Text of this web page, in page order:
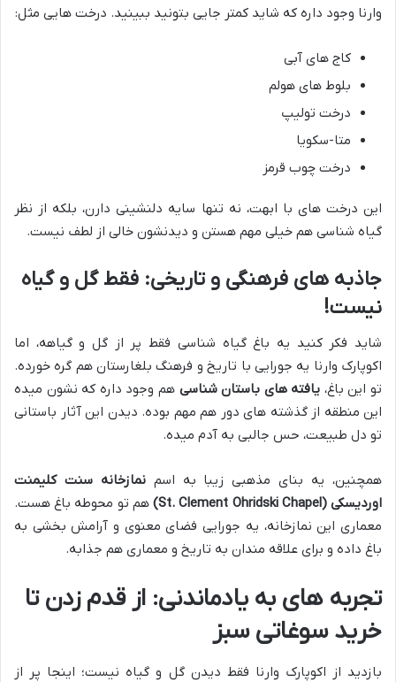
وارنا وجود داره که شاید کمتر جایی بتونید ببینید. درخت هایی مثل:
کاج های آبی
بلوط های هولم
درخت تولیپ
متا-سکویا
درخت چوب قرمز
این درخت های با ابهت، نه تنها سایه دلنشینی دارن، بلکه از نظر
گیاه شناسی هم خیلی مهم هستن و دیدنشون خالی از لطف نیست.
جاذبه های فرهنگی و تاریخی: فقط گل و گیاه
نیست!
شاید فکر کنید یه باغ گیاه شناسی فقط پر از گل و گیاهه، اما
اکوپارک وارنا یه جورایی با تاریخ و فرهنگ بلغارستان هم گره خورده.
تو این باغ، یافته های باستان شناسی هم وجود داره که نشون میده
این منطقه از گذشته های دور هم مهم بوده. دیدن این آثار باستانی
تو دل طبیعت، حس جالبی به آدم میده.
همچنین، یه بنای مذهبی زیبا به اسمنمازخانه سنت کلیمنت
اوردیسکی (St. Clement Ohridski Chapel)
هم تو محوطه باغ هست.
معماری این نمازخانه، یه جورایی فضای معنوی و آرامش بخشی به
باغ داده و برای علاقه مندان به تاریخ و معماری هم جذابه.
تجربه های به یادماندنی: از قدم زدن تا
خرید سوغاتی سبز
بازدید از اکوپارک وارنا فقط دیدن گل و گیاه نیست؛ اینجا پر از